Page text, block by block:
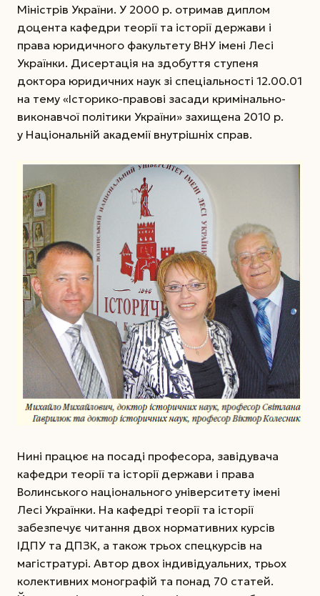
Міністрів України. У 2000 р. отримав диплом
доцента кафедри теорії та історії держави і
права юридичного факультету ВНУ імені Лесі
Українки. Дисертація на здобуття ступеня
доктора юридичних наук зі спеціальності 12.00.01
на тему «Історико-правові засади кримінально-
виконавчої політики України» захищена 2010 р.
у Національній академії внутрішніх справ.
Нині працює на посаді професора, завідувача
кафедри теорії та історії держави і права
Волинського національного університету імені
Лесі Українки. На кафедрі теорії та історії
забезпечує читання двох нормативних курсів
ІДПУ та ДПЗК, а також трьох спецкурсів на
магістратурі. Автор двох індивідуальних, трьох
колективних монографій та понад 70 статей.